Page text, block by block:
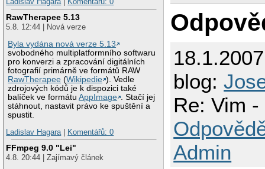
RawTherapee 5.13
5.8. 12:44 | Nová verze
Byla vydána nová verze 5.13
svobodného multiplatformního softwaru
pro konverzi a zpracování digitálních
fotografií primárně ve formátů RAW
RawTherapee (Wikipedie ). Vedle
zdrojových kódů je k dispozici také
balíček ve formátuAppImage
. Stačí jej
stáhnout, nastavit právo ke spuštění a
spustit.
Ladislav Hagara| Komentářů: 0
FFmpeg 9.0 "Lei"
4.8. 20:44 | Zajímavý článek
blog:
Re: Vim
Admin